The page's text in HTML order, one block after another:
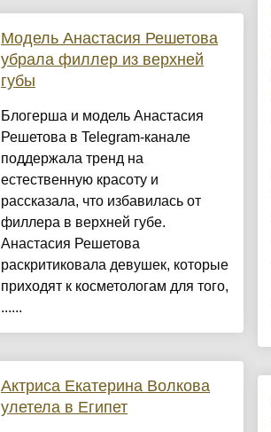
Модель Анастасия Решетова
убрала филлер из верхней
губы
Блогерша и модель Анастасия
Решетова в Telegram-канале
поддержала тренд на
естественную красоту и
рассказала, что избавилась от
филлера в верхней губе.
Анастасия Решетова
раскритиковала девушек, которые
приходят к косметологам для того,
......
Актриса Екатерина Волкова
улетела в Египет